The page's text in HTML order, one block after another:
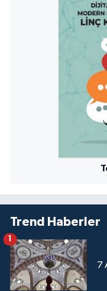
Trend Haberler
7
1
Mardin
Mersin
Muğla
Muş Müftülüğü
Nevşehir
Niğde
Ordu
Rize Müftülüğü